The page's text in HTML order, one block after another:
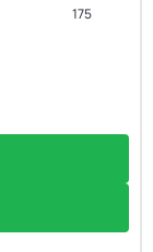
175